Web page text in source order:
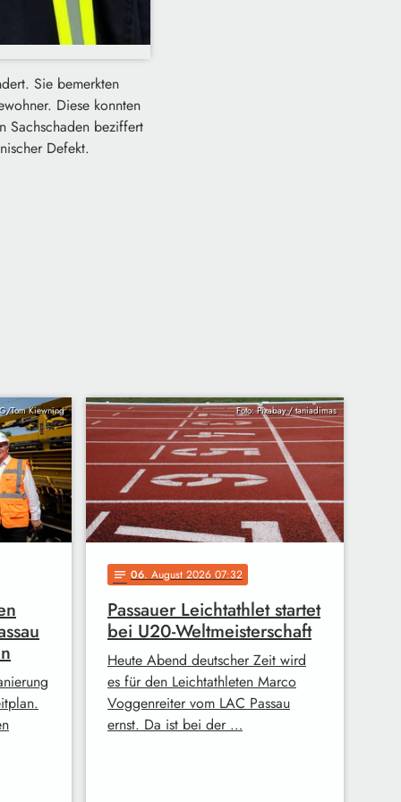
Sie bemerkten
Diese konnten
Sachschaden beziffert
Defekt.
Tom Kiewning Foto: Pixabay / taniadimas
notes 06. August 2026 07:32
Passauer Leichtathlet startet
bei U20-Weltmeisterschaft
Heute Abend deutscher Zeit wird
es für den Leichtathleten Marco
Voggenreiter vom LAC Passau
ernst. Da ist bei der …